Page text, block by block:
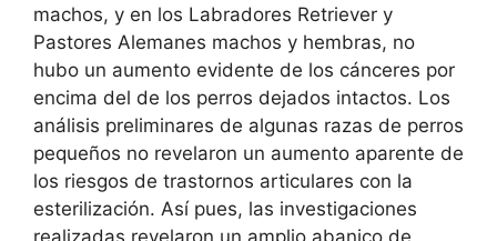
machos, y en los Labradores Retriever y
Pastores Alemanes machos y hembras, no
hubo un aumento evidente de los cánceres por
encima del de los perros dejados intactos. Los
análisis preliminares de algunas razas de perros
pequeños no revelaron un aumento aparente de
los riesgos de trastornos articulares con la
esterilización. Así pues, las investigaciones